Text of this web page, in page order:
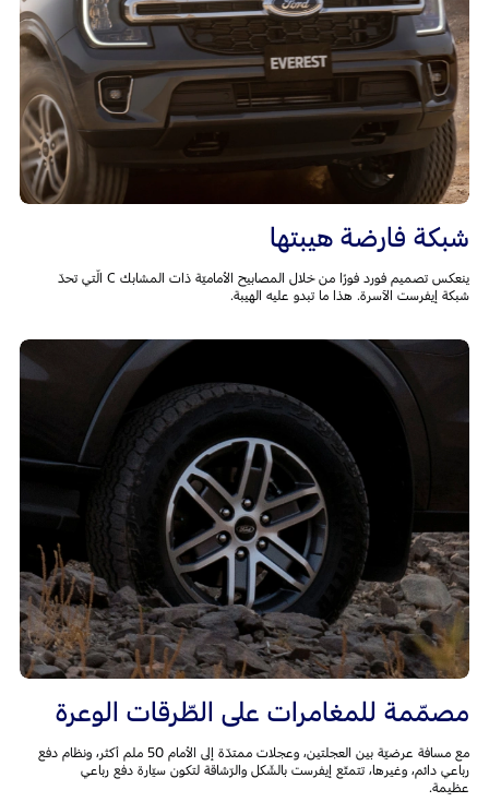
شبكة فارضة هيبتها
ينعكس تصميم فورد فورًا من خلال المصابيح الأماميّة ذات المشابك C الّتي تحدّ
شبكة إيفرست الآسرة. هذا ما تبدو عليه الهيبة.
مصمّمة للمغامرات على الطّرقات الوعرة
مع مسافة عرضيّة بين العجلتين، وعجلات ممتدّة إلى الأمام 50 ملم أكثر، ونظام دفع
رباعي دائم، وغيرها، تتمتّع إيفرست بالشّكل والرّشاقة لتكون سيّارة دفع رباعي
عظيمة.